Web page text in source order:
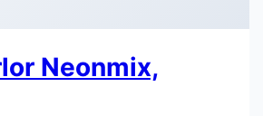
Neonmix,